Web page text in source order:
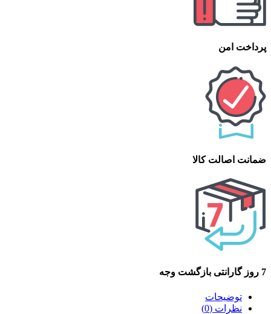
پرداخت امن
ضمانت اصالت کالا
7 روز گارانتی بازگشت وجه
توضیحات
نظرات (0)